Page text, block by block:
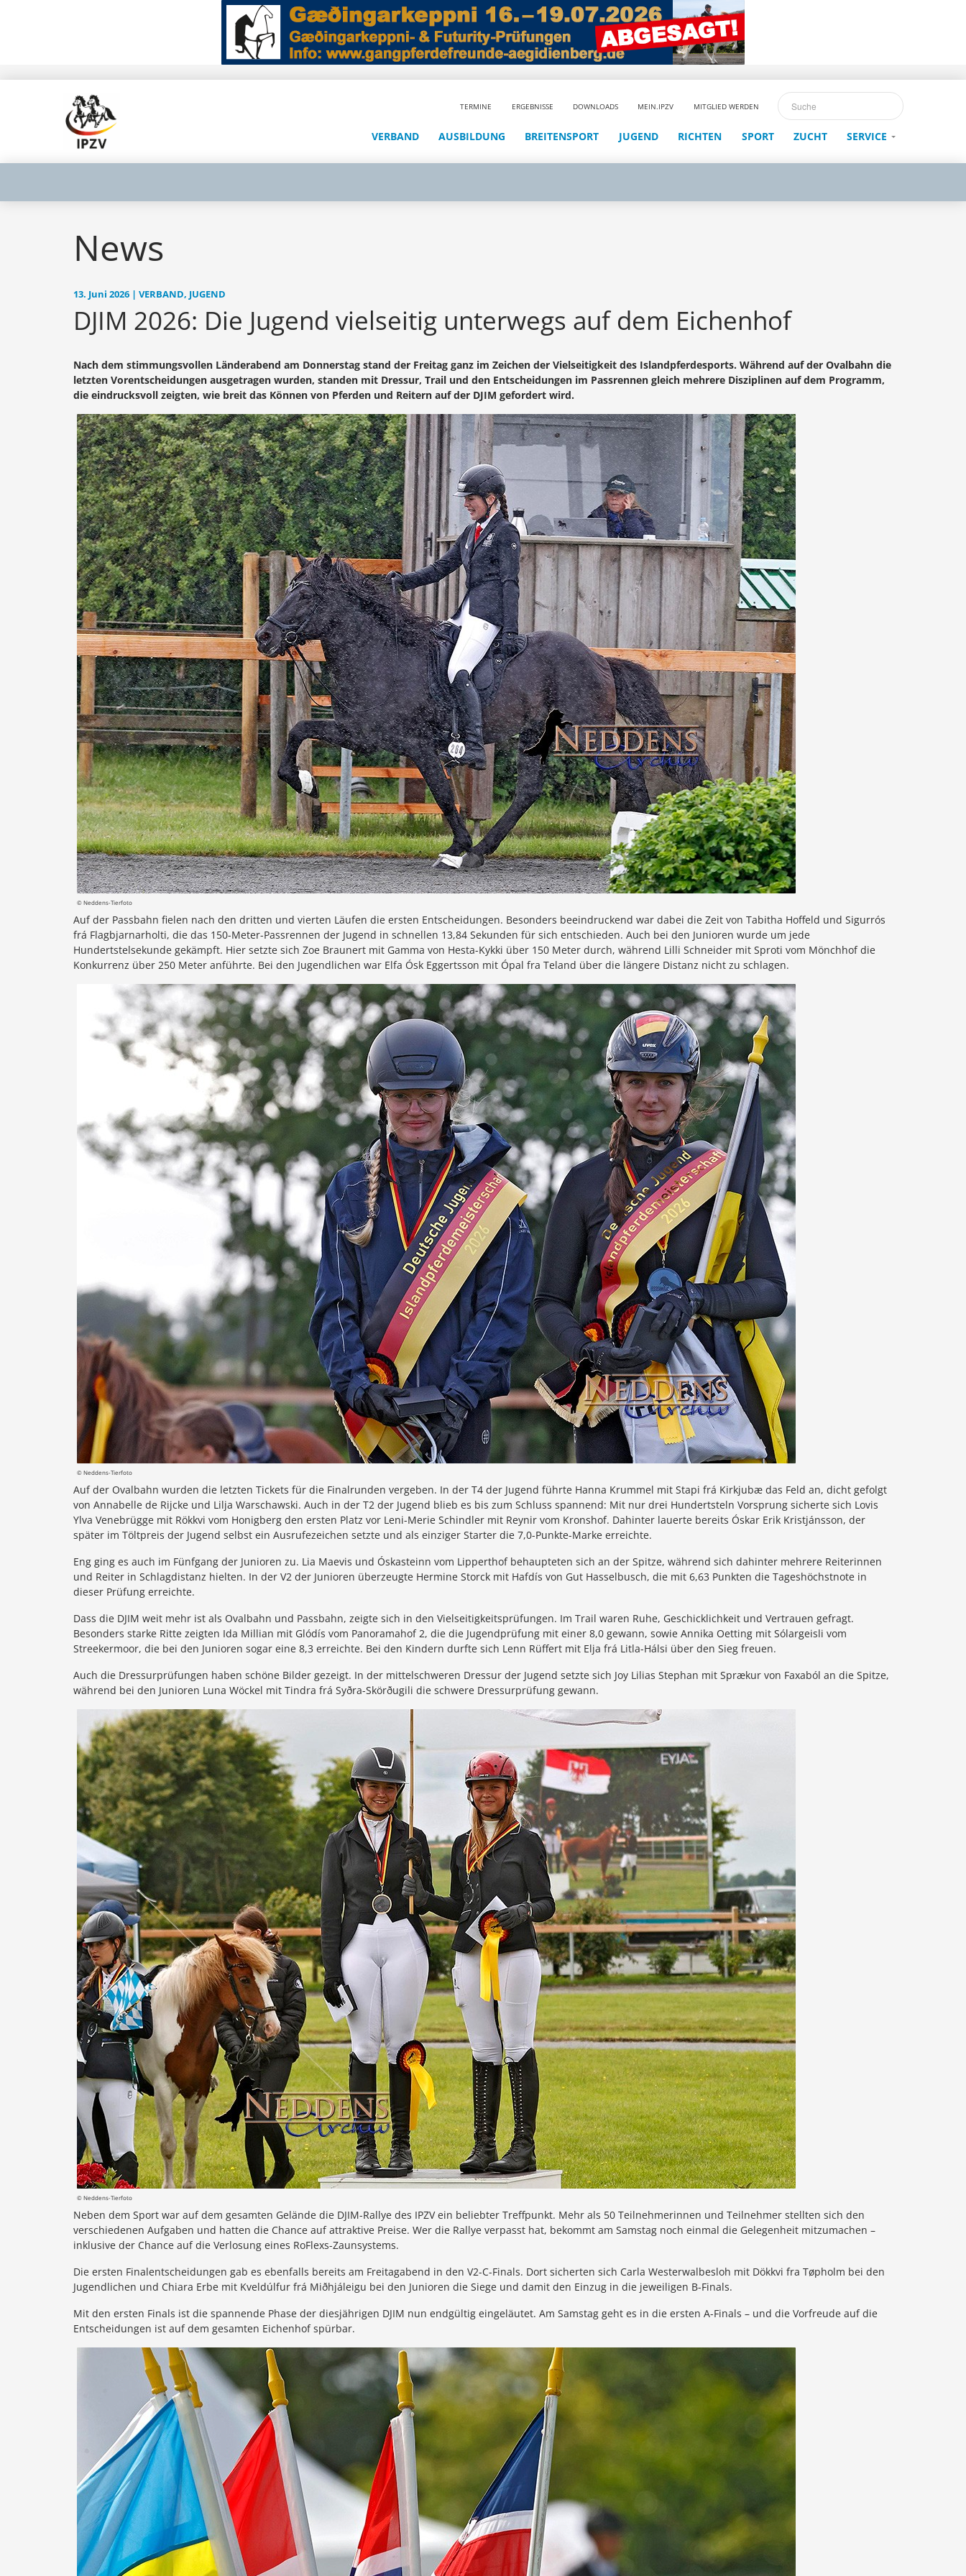
TERMINE ERGEBNISSE DOWNLOADS MEIN.IPZV MITGLIED WERDEN
VERBAND AUSBILDUNG BREITENSPORT JUGEND RICHTEN SPORT ZUCHT SERVICE
News
13. Juni 2026 | VERBAND, JUGEND
DJIM 2026: Die Jugend vielseitig unterwegs auf dem Eichenhof
Nach dem stimmungsvollen Länderabend am Donnerstag stand der Freitag ganz im Zeichen der Vielseitigkeit des Islandpferdesports. Während auf der Ovalbahn die
letzten Vorentscheidungen ausgetragen wurden, standen mit Dressur, Trail und den Entscheidungen im Passrennen gleich mehrere Disziplinen auf dem Programm,
die eindrucksvoll zeigten, wie breit das Können von Pferden und Reitern auf der DJIM gefordert wird.
© Neddens-Tierfoto
Auf der Passbahn fielen nach den dritten und vierten Läufen die ersten Entscheidungen. Besonders beeindruckend war dabei die Zeit von Tabitha Hoffeld und Sigurrós
frá Flagbjarnarholti, die das 150-Meter-Passrennen der Jugend in schnellen 13,84 Sekunden für sich entschieden. Auch bei den Junioren wurde um jede
Hundertstelsekunde gekämpft. Hier setzte sich Zoe Braunert mit Gamma von Hesta-Kykki über 150 Meter durch, während Lilli Schneider mit Sproti vom Mönchhof die
Konkurrenz über 250 Meter anführte. Bei den Jugendlichen war Elfa Ósk Eggertsson mit Ópal fra Teland über die längere Distanz nicht zu schlagen.
© Neddens-Tierfoto
Auf der Ovalbahn wurden die letzten Tickets für die Finalrunden vergeben. In der T4 der Jugend führte Hanna Krummel mit Stapi frá Kirkjubæ das Feld an, dicht gefolgt
von Annabelle de Rijcke und Lilja Warschawski. Auch in der T2 der Jugend blieb es bis zum Schluss spannend: Mit nur drei Hundertsteln Vorsprung sicherte sich Lovis
Ylva Venebrügge mit Rökkvi vom Honigberg den ersten Platz vor Leni-Merie Schindler mit Reynir vom Kronshof. Dahinter lauerte bereits Óskar Erik Kristjánsson, der
später im Töltpreis der Jugend selbst ein Ausrufezeichen setzte und als einziger Starter die 7,0-Punkte-Marke erreichte.
Eng ging es auch im Fünfgang der Junioren zu. Lia Maevis und Óskasteinn vom Lipperthof behaupteten sich an der Spitze, während sich dahinter mehrere Reiterinnen
und Reiter in Schlagdistanz hielten. In der V2 der Junioren überzeugte Hermine Storck mit Hafdís von Gut Hasselbusch, die mit 6,63 Punkten die Tageshöchstnote in
dieser Prüfung erreichte.
Dass die DJIM weit mehr ist als Ovalbahn und Passbahn, zeigte sich in den Vielseitigkeitsprüfungen. Im Trail waren Ruhe, Geschicklichkeit und Vertrauen gefragt.
Besonders starke Ritte zeigten Ida Millian mit Glódís vom Panoramahof 2, die die Jugendprüfung mit einer 8,0 gewann, sowie Annika Oetting mit Sólargeisli vom
Streekermoor, die bei den Junioren sogar eine 8,3 erreichte. Bei den Kindern durfte sich Lenn Rüffert mit Elja frá Litla-Hálsi über den Sieg freuen.
Auch die Dressurprüfungen haben schöne Bilder gezeigt. In der mittelschweren Dressur der Jugend setzte sich Joy Lilias Stephan mit Sprækur von Faxaból an die Spitze,
während bei den Junioren Luna Wöckel mit Tindra frá Syðra-Skörðugili die schwere Dressurprüfung gewann.
© Neddens-Tierfoto
Neben dem Sport war auf dem gesamten Gelände die DJIM-Rallye des IPZV ein beliebter Treffpunkt. Mehr als 50 Teilnehmerinnen und Teilnehmer stellten sich den
verschiedenen Aufgaben und hatten die Chance auf attraktive Preise. Wer die Rallye verpasst hat, bekommt am Samstag noch einmal die Gelegenheit mitzumachen –
inklusive der Chance auf die Verlosung eines RoFlexs-Zaunsystems.
Die ersten Finalentscheidungen gab es ebenfalls bereits am Freitagabend in den V2-C-Finals. Dort sicherten sich Carla Westerwalbesloh mit Dökkvi fra Tøpholm bei den
Jugendlichen und Chiara Erbe mit Kveldúlfur frá Miðhjáleigu bei den Junioren die Siege und damit den Einzug in die jeweiligen B-Finals.
Mit den ersten Finals ist die spannende Phase der diesjährigen DJIM nun endgültig eingeläutet. Am Samstag geht es in die ersten A-Finals – und die Vorfreude auf die
Entscheidungen ist auf dem gesamten Eichenhof spürbar.